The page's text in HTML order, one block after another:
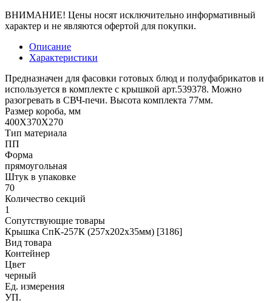
ВНИМАНИЕ! Цены носят исключительно информативный
характер и не являются офертой для покупки.
Описание
Характеристики
Предназначен для фасовки готовых блюд и полуфабрикатов и
используется в комплекте с крышкой арт.539378. Можно
разогревать в СВЧ-печи. Высота комплекта 77мм.
Размер короба, мм
400X370X270
Тип материала
ПП
Форма
прямоугольная
Штук в упаковке
70
Количество секций
1
Сопутствующие товары
Крышка СпК-257К (257х202х35мм) [3186]
Вид товара
Контейнер
Цвет
черный
Ед. измерения
УП.